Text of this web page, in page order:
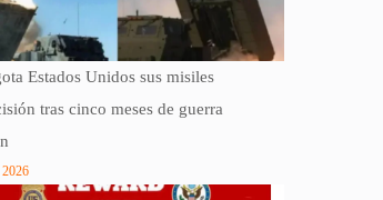
Estados Unidos sus misiles
tras cinco meses de guerra
2026